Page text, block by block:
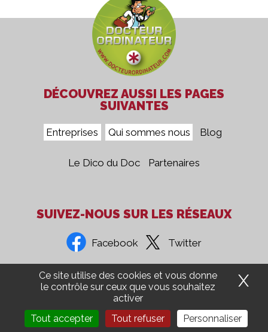
DÉCOUVREZ AUSSI LES PAGES
SUIVANTES
Entreprises Qui sommes nous Blog
Le Dico du Doc Partenaires
SUIVEZ-NOUS SUR LES RÉSEAUX
Facebook Twitter
Confidentialité Mentions Légales CGV Presse
Groupe 5COM Aide Ordinateur Recrutement
Ce site utilise des cookies et vous donne
le contrôle sur ceux que vous souhaitez
activer
Tout accepter
Tout refuser Personnaliser
X